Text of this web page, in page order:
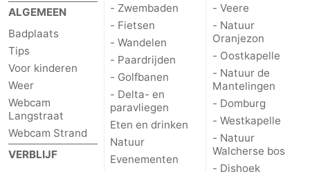
Medische
adressen
Regio
Zeeland
Schouwen-
ALGEMEEN
Badplaats
Tips
Voor kinderen
Weer
Webcam
Langstraat
Webcam Strand
VERBLIJF
- Zwembaden
- Fietsen
- Wandelen
- Paardrijden
- Golfbanen
- Delta- en
paravliegen
Eten en drinken
Natuur
Evenementen
- Veere
- Natuur
Oranjezon
- Oostkapelle
- Natuur de
Mantelingen
- Domburg
- Westkapelle
- Natuur
Walcherse bos
- Dishoek